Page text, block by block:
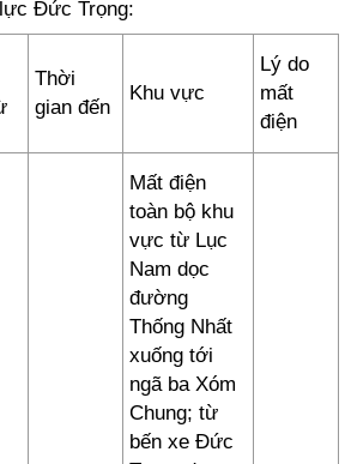
Đức Trọng:
Thời
gian đến
Khu vực
Lý do
mất
điện
Mất điện
toàn bộ khu
vực từ Lục
Nam dọc
đường
Thống Nhất
xuống tới
ngã ba Xóm
Chung; từ
bến xe Đức